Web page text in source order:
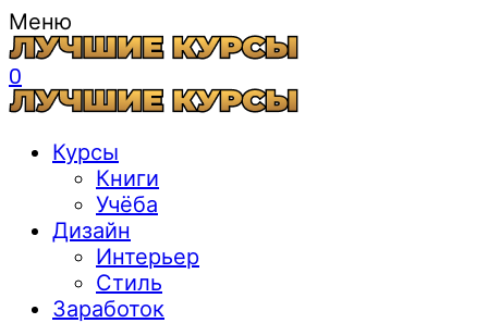
Меню
0
Курсы
Книги
Учёба
Дизайн
Интерьер
Стиль
Заработок